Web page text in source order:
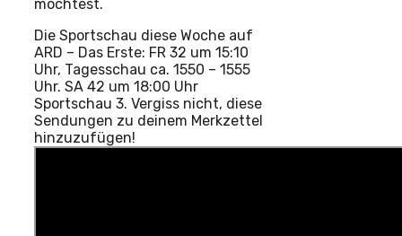
möchtest.
Die Sportschau diese Woche auf
ARD – Das Erste: FR 32 um 15:10
Uhr, Tagesschau ca. 1550 – 1555
Uhr. SA 42 um 18:00 Uhr
Sportschau 3. Vergiss nicht, diese
Sendungen zu deinem Merkzettel
hinzuzufügen!